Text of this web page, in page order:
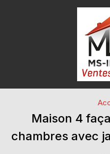
Maison 4
chambres avec